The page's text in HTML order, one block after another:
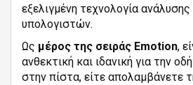
εξελιγμένη τεχνολογία
υπολογιστών.
Ως μέρος της σειράς Emotion,
ανθεκτική και ιδανική για την
στην πίστα, είτε απολαμβάνετε